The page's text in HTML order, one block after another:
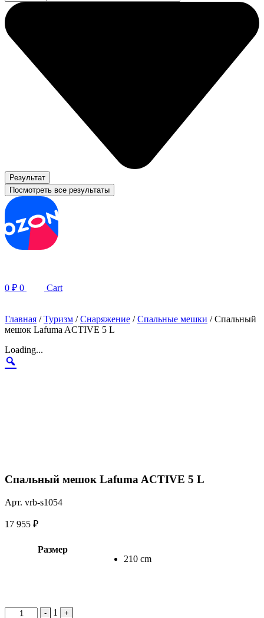
Результат
Посмотреть все результаты
0 ₽ 0 Cart
Главная /Туризм /Снаряжение /Спальные мешки / Спальный
мешок Lafuma ACTIVE 5 L
Loading...
Спальный мешок Lafuma ACTIVE 5 L
Арт. vrb-s1054
17 955 ₽
Размер
210 cm
Quantity
- 1
+